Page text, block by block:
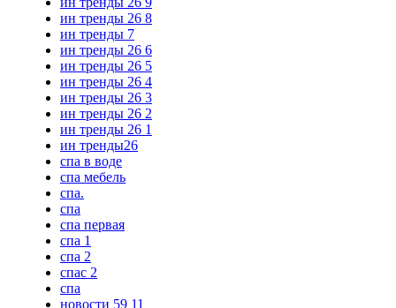
ин тренды 26 8
ин тренды 7
ин тренды 26 6
ин тренды 26 5
ин тренды 26 4
ин тренды 26 3
ин тренды 26 2
ин тренды 26 1
ин тренды26
спа в воде
спа мебель
спа.
спа
спа первая
спа 1
спа 2
спас 2
спа
новости 59 11